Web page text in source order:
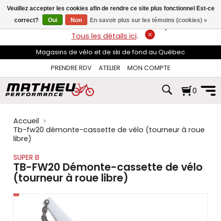
flèches
haut
et
pour
sélectionner
disponible.
Appuyez
pour
accéder
de
recherche
sélectionné.
Les
d'appareils
tactiles
peuvent
LIVRAISON GRATUITEsur les commandes de plus de 74$*.
Tous les détails ici.
Magasins de vélo et de ski de fond au Québec
PRENDRE RDV
ATELIER MON COMPTE
0
Accueil
Tb-fw20 démonte-cassette de vélo (tourneur à roue
libre)
SUPER B
TB-FW20 Démonte-cassette de vélo
(tourneur à roue libre)
Veuillez accepter les cookies afin de rendre ce site plus fonctionnel Est-ce
correct?
Oui Non En savoir plus sur les témoins (cookies) »